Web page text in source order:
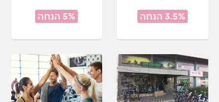
3.5% הנחה 5% הנחה